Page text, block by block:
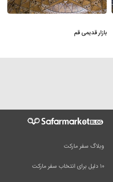
بازار قدیمی قم
وبلاگ سفر مارکت
۱۰ دلیل برای انتخاب سفر مارکت